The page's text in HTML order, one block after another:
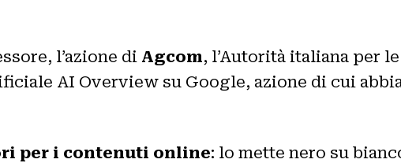
l’azione di Agcom, l’Autorità italiana per
AI Overview su Google, azione di cui
per i contenuti online: lo mette nero su